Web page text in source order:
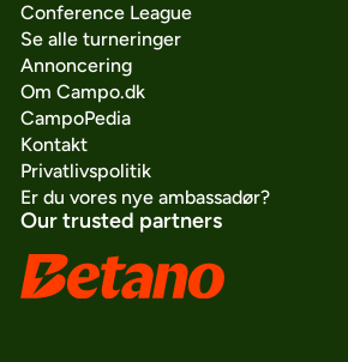
Conference League
Se alle turneringer
Annoncering
Om Campo.dk
CampoPedia
Kontakt
Privatlivspolitik
Er du vores nye ambassadør?
Our trusted partners